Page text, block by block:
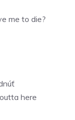
me to die?
here